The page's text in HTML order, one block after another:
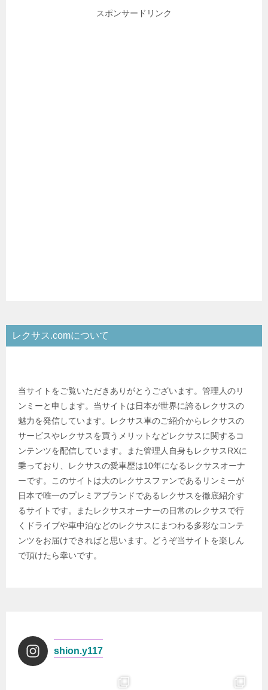
スポンサードリンク
レクサス.comについて
当サイトをご覧いただきありがとうございます。管理人のリ
ンミーと申します。当サイトは日本が世界に誇るレクサスの
魅力を発信しています。レクサス車のご紹介からレクサスの
サービスやレクサスを買うメリットなどレクサスに関するコ
ンテンツを配信しています。また管理人自身もレクサスRXに
乗っており、レクサスの愛車歴は10年になるレクサスオーナ
ーです。このサイトは大のレクサスファンであるリンミーが
日本で唯一のプレミアブランドであるレクサスを徹底紹介す
るサイトです。またレクサスオーナーの日常のレクサスで行
くドライブや車中泊などのレクサスにまつわる多彩なコンテ
ンツをお届けできればと思います。どうぞ当サイトを楽しん
で頂けたら幸いです。
shion.y117